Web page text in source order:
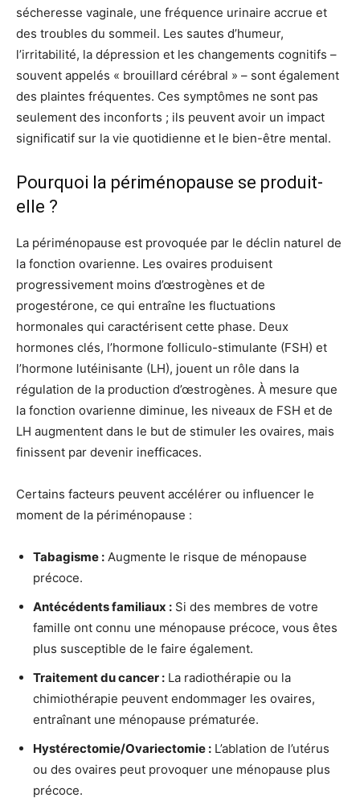
sécheresse vaginale, une fréquence urinaire accrue et
des troubles du sommeil. Les sautes d’humeur,
l’irritabilité, la dépression et les changements cognitifs –
souvent appelés « brouillard cérébral » – sont également
des plaintes fréquentes. Ces symptômes ne sont pas
seulement des inconforts ; ils peuvent avoir un impact
significatif sur la vie quotidienne et le bien-être mental.
Pourquoi la périménopause se produit-
elle ?
La périménopause est provoquée par le déclin naturel de
la fonction ovarienne. Les ovaires produisent
progressivement moins d’œstrogènes et de
progestérone, ce qui entraîne les fluctuations
hormonales qui caractérisent cette phase. Deux
hormones clés, l’hormone folliculo-stimulante (FSH) et
l’hormone lutéinisante (LH), jouent un rôle dans la
régulation de la production d’œstrogènes. À mesure que
la fonction ovarienne diminue, les niveaux de FSH et de
LH augmentent dans le but de stimuler les ovaires, mais
finissent par devenir inefficaces.
Certains facteurs peuvent accélérer ou influencer le
moment de la périménopause :
Tabagisme : Augmente le risque de ménopause
précoce.
Antécédents familiaux : Si des membres de votre
famille ont connu une ménopause précoce, vous êtes
plus susceptible de le faire également.
Traitement du cancer : La radiothérapie ou la
chimiothérapie peuvent endommager les ovaires,
entraînant une ménopause prématurée.
Hystérectomie/Ovariectomie : L’ablation de l’utérus
ou des ovaires peut provoquer une ménopause plus
précoce.